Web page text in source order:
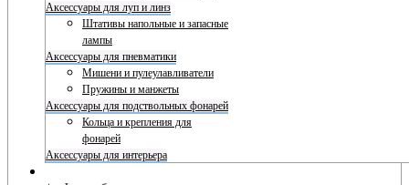
Аксессуары для луп и линз
Штативы напольные и запасные
лампы
Аксессуары для пневматики
Мишени и пулеулавливатели
Пружины и манжеты
Аксессуары для подствольных фонарей
Кольца и крепления для
фонарей
Аксессуары для интерьера